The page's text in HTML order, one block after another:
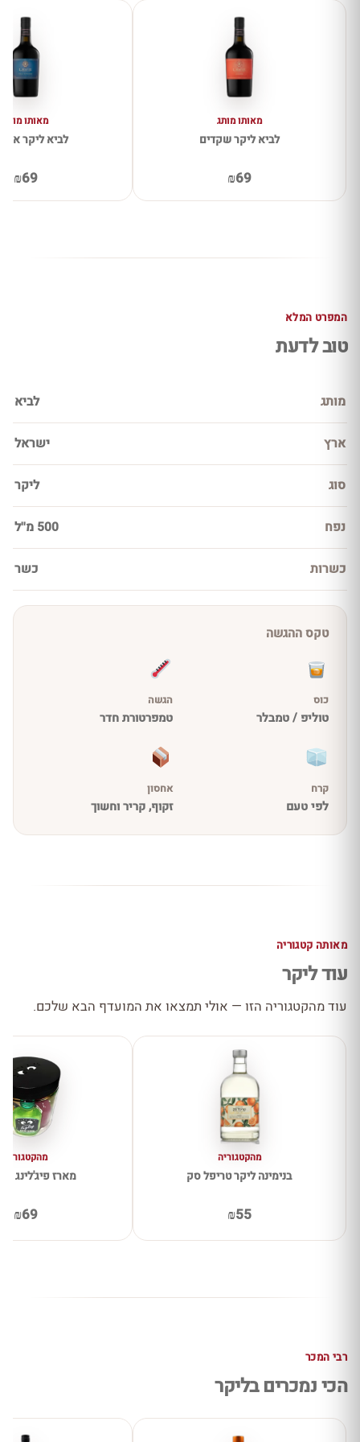
מאותו מותג
לביא ליקר שקדים
₪69
מאותו מותג
לביא ליקר
₪69
המפרט המלא
טוב לדעת
מותג לביא
ארץ ישראל
סוג ליקר
נפח 500 מ''ל
כשרות כשר
טקס ההגשה
כוס
טוליפ / טמבלר
הגשה
טמפרטורת חדר
קרח
לפי טעם
אחסון
זקוף, קריר וחשוך
מאותה קטגוריה
עוד ליקר
עוד מהקטגוריה הזו — אולי תמצאו את המועדף הבא שלכם.
מהקטגוריה
בנימינה ליקר טריפל סק
₪55
מהקטגוריה
מארז פיג'לינג 8 יחידות
₪69
רבי המכר
הכי נמכרים בליקר